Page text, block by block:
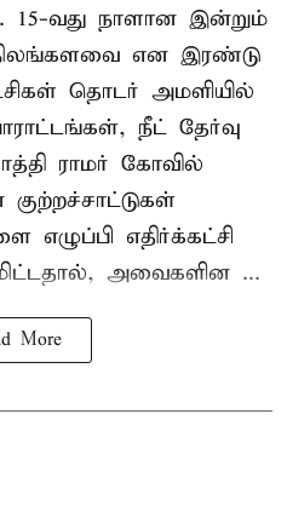
15-வது நாளான இன்றும்
என இரண்டு
தொடர் அமளியில்
நீட் தேர்வு
ராமர் கோவில்
எழுப்பி எதிர்க்கட்சி
அவைகளின ...
More